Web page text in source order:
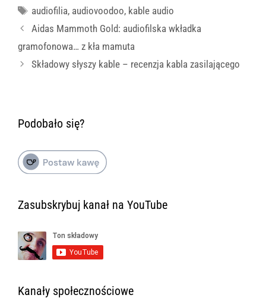
Tagi
audiofilia, audiovoodoo, kable audio
Aidas Mammoth Gold: audiofilska wkładka
gramofonowa… z kła mamuta
Składowy słyszy kable – recenzja kabla zasilającego
Podobało się?
Zasubskrybuj kanał na YouTube
Kanały społecznościowe